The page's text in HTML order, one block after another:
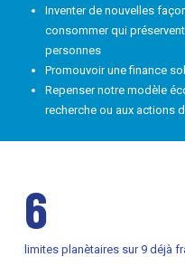
Inventer de nouvelles
consommer qui
personnes
Promouvoir une finance
Repenser notre modèle
recherche ou aux actions
6
limites planètaires sur 9 déjà